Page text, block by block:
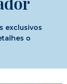
exclusivos
o